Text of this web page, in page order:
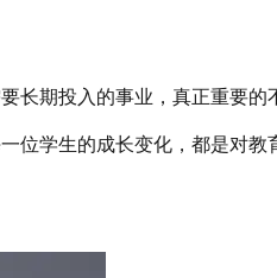
长期投入的事业，真正重要的
位学生的成长变化，都是对教